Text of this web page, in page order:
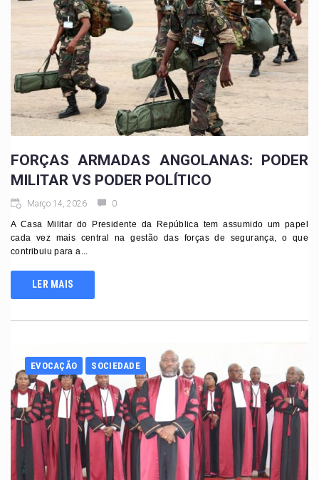
FORÇAS ARMADAS ANGOLANAS: PODER
MILITAR VS PODER POLÍTICO
Março 14, 2026 0
A Casa Militar do Presidente da República tem assumido um papel
cada vez mais central na gestão das forças de segurança, o que
contribuiu para a...
LER MAIS
EVOCAÇÃO SOCIEDADE